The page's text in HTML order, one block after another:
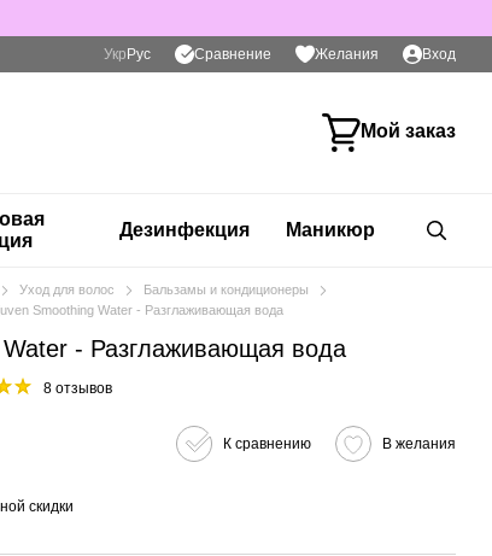
Укр Рус Сравнение Желания Вход
Мой заказ
Дезинфекция Маникюр
Уход для волос
Бальзамы и кондиционеры
Smoothing Water - Разглаживающая вода
- Разглаживающая вода
8 отзывов
К сравнению В желания
скидки